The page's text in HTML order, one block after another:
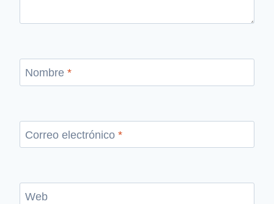
Nombre *
Correo electrónico *
Web